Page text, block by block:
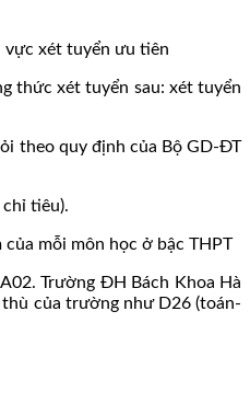
vực xét tuyển ưu tiên
thức xét tuyển sau: xét tuyển
theo quy định của Bộ GD-ĐT
tiêu).
mỗi môn học ở bậc THPT
Trường ĐH Bách Khoa Hà
của trường như D26 (toán-